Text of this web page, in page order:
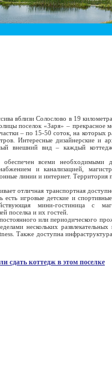
вблизи Солослово в 19
поселок «Заря» – прекрасное
– по 15-50 соток, на которых
Интересные дизайнерские и
внешний вид – каждый
всеми необходимыми
и канализацией,
линии и интернет.
отличная транспортная
есть игровые детские и
мини-гостиница с
поселка и их гостей.
или периодического
нескольких
Также доступна
сдать коттедж в этом поселке